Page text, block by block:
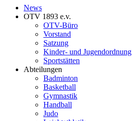
News
OTV 1893 e.v.
OTV-Büro
Vorstand
Satzung
Kinder- und Jugendordnung
Sportstätten
Abteilungen
Badminton
Basketball
Gymnastik
Handball
Judo